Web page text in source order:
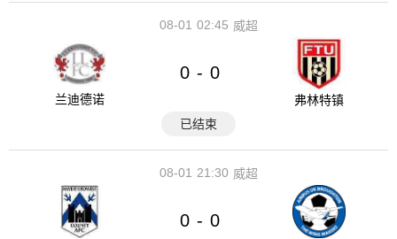
02:45
08-01 威超
兰迪德诺
0 - 0
弗林特镇
已结束
21:30
08-01 威超
0 - 0